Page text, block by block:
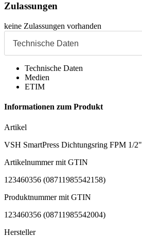
Zulassungen
keine Zulassungen vorhanden
Technische Daten
Medien
ETIM
Informationen zum Produkt
Artikel
VSH SmartPress Dichtungsring FPM 1/2"
Artikelnummer mit GTIN
123460356 (08711985542158)
Produktnummer mit GTIN
123460356 (08711985542004)
Hersteller